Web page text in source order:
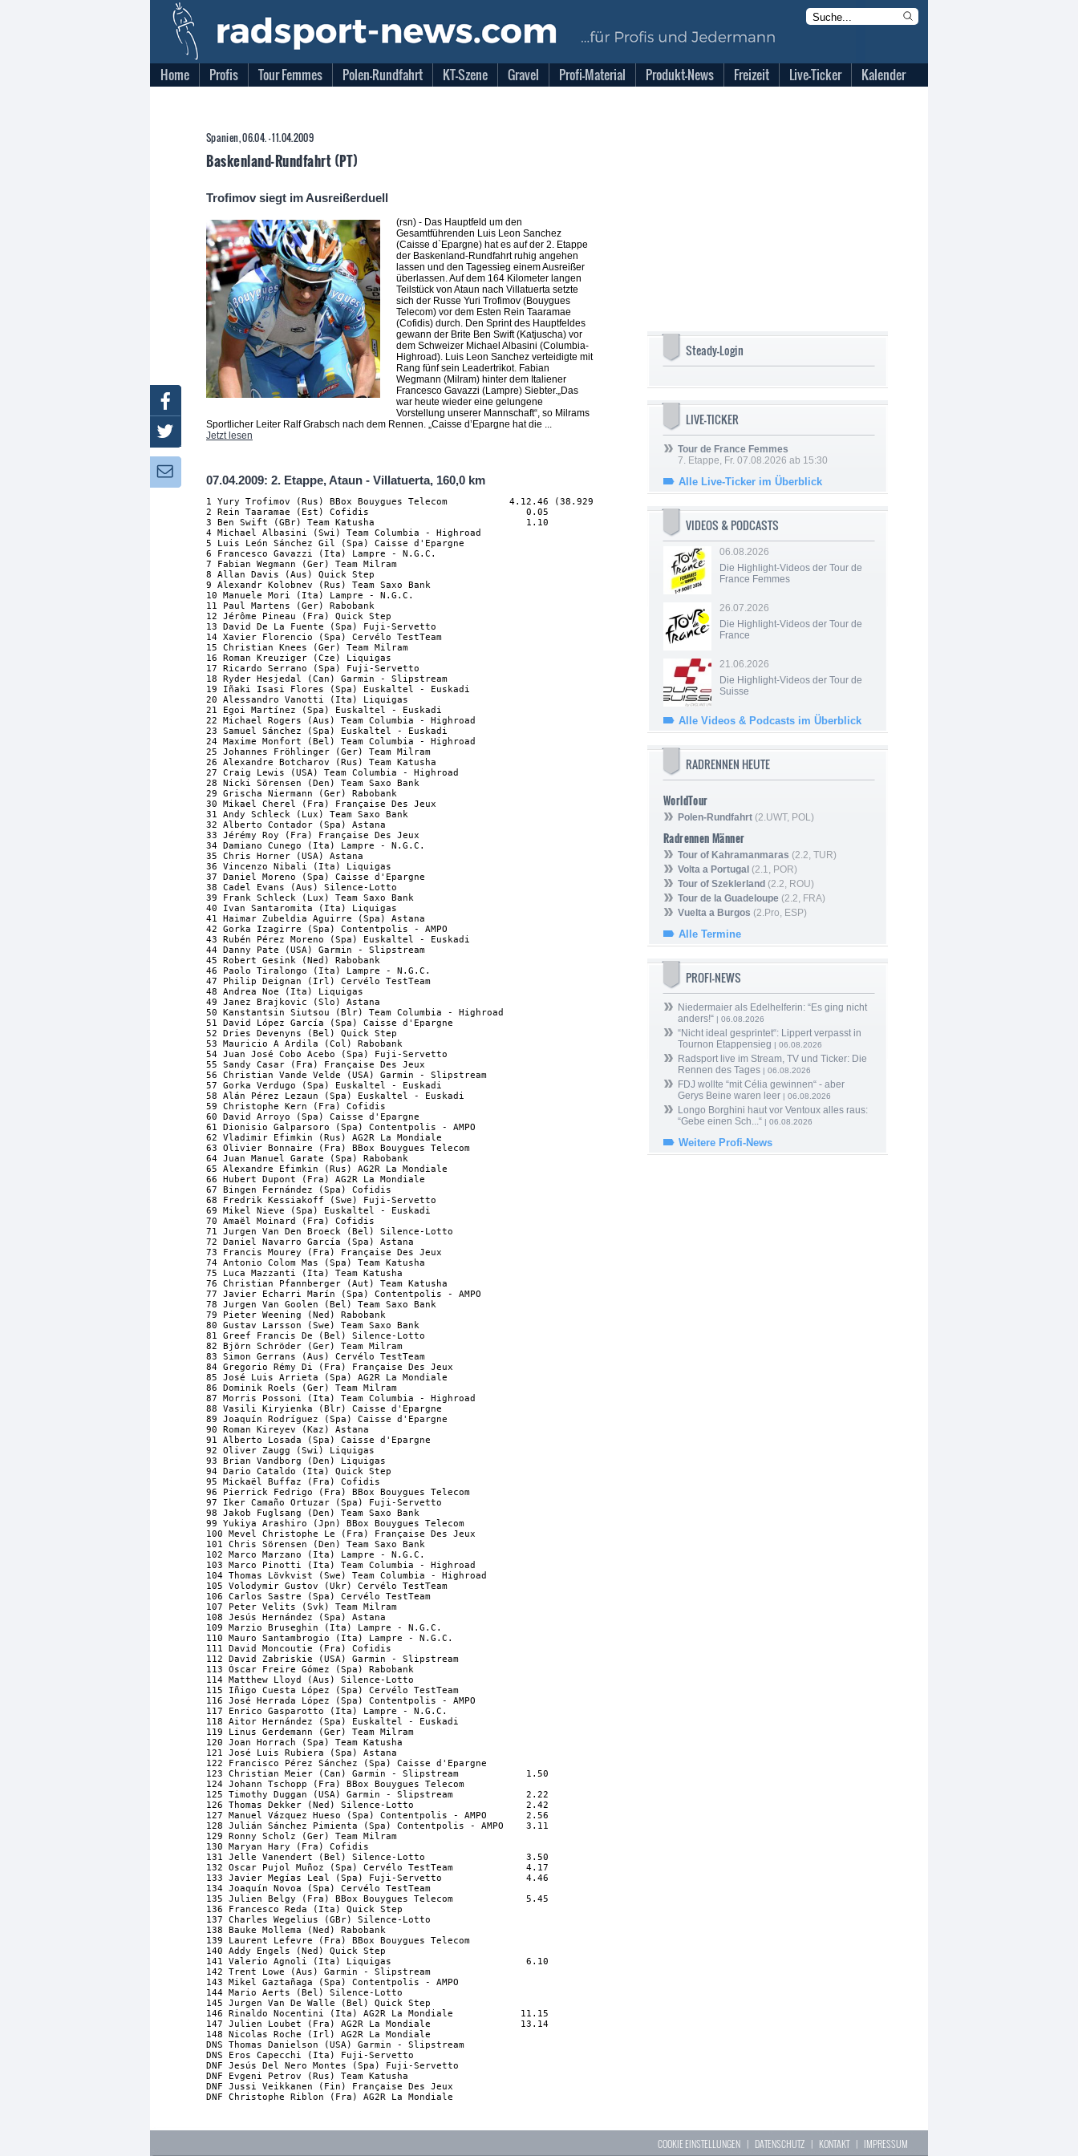
Home Profis Tour Femmes Polen-Rundfahrt KT-Szene Gravel Profi-Material Produkt-News Freizeit Live-Ticker Kalender
Spanien, 06.04. - 11.04.2009
Baskenland-Rundfahrt (PT)
Trofimov siegt im Ausreißerduell
(rsn) - Das Hauptfeld um den
Gesamtführenden Luis Leon Sanchez
(Caisse d`Epargne) hat es auf der 2. Etappe
der Baskenland-Rundfahrt ruhig angehen
lassen und den Tagessieg einem Ausreißer
überlassen. Auf dem 164 Kilometer langen
Teilstück von Ataun nach Villatuerta setzte
sich der Russe Yuri Trofimov (Bouygues
Telecom) vor dem Esten Rein Taaramae
(Cofidis) durch. Den Sprint des Hauptfeldes
gewann der Brite Ben Swift (Katjuscha) vor
dem Schweizer Michael Albasini (Columbia-
Highroad). Luis Leon Sanchez verteidigte mit
Rang fünf sein Leadertrikot. Fabian
Wegmann (Milram) hinter dem Italiener
Francesco Gavazzi (Lampre) Siebter.„Das
war heute wieder eine gelungene
Vorstellung unserer Mannschaft“, so Milrams
Sportlicher Leiter Ralf Grabsch nach dem Rennen. „Caisse d’Epargne hat die ...
Jetzt lesen
07.04.2009: 2. Etappe, Ataun - Villatuerta, 160,0 km
1 Yury Trofimov (Rus) BBox Bouygues Telecom           4.12.46 (38.929 km/h)
2 Rein Taaramae (Est) Cofidis                            0.05
3 Ben Swift (GBr) Team Katusha                           1.10
4 Michael Albasini (Swi) Team Columbia - Highroad
5 Luis León Sánchez Gil (Spa) Caisse d'Epargne
6 Francesco Gavazzi (Ita) Lampre - N.G.C.
7 Fabian Wegmann (Ger) Team Milram
8 Allan Davis (Aus) Quick Step
9 Alexandr Kolobnev (Rus) Team Saxo Bank
10 Manuele Mori (Ita) Lampre - N.G.C.
11 Paul Martens (Ger) Rabobank
12 Jérôme Pineau (Fra) Quick Step
13 David De La Fuente (Spa) Fuji-Servetto
14 Xavier Florencio (Spa) Cervélo TestTeam
15 Christian Knees (Ger) Team Milram
16 Roman Kreuziger (Cze) Liquigas
17 Ricardo Serrano (Spa) Fuji-Servetto
18 Ryder Hesjedal (Can) Garmin - Slipstream
19 Iñaki Isasi Flores (Spa) Euskaltel - Euskadi
20 Alessandro Vanotti (Ita) Liquigas
21 Egoi Martínez (Spa) Euskaltel - Euskadi
22 Michael Rogers (Aus) Team Columbia - Highroad
23 Samuel Sánchez (Spa) Euskaltel - Euskadi
24 Maxime Monfort (Bel) Team Columbia - Highroad
25 Johannes Fröhlinger (Ger) Team Milram
26 Alexandre Botcharov (Rus) Team Katusha
27 Craig Lewis (USA) Team Columbia - Highroad
28 Nicki Sörensen (Den) Team Saxo Bank
29 Grischa Niermann (Ger) Rabobank
30 Mikael Cherel (Fra) Française Des Jeux
31 Andy Schleck (Lux) Team Saxo Bank
32 Alberto Contador (Spa) Astana
33 Jérémy Roy (Fra) Française Des Jeux
34 Damiano Cunego (Ita) Lampre - N.G.C.
35 Chris Horner (USA) Astana
36 Vincenzo Nibali (Ita) Liquigas
37 Daniel Moreno (Spa) Caisse d'Epargne
38 Cadel Evans (Aus) Silence-Lotto
39 Frank Schleck (Lux) Team Saxo Bank
40 Ivan Santaromita (Ita) Liquigas
41 Haimar Zubeldia Aguirre (Spa) Astana
42 Gorka Izagirre (Spa) Contentpolis - AMPO
43 Rubén Pérez Moreno (Spa) Euskaltel - Euskadi
44 Danny Pate (USA) Garmin - Slipstream
45 Robert Gesink (Ned) Rabobank
46 Paolo Tiralongo (Ita) Lampre - N.G.C.
47 Philip Deignan (Irl) Cervélo TestTeam
48 Andrea Noe (Ita) Liquigas
49 Janez Brajkovic (Slo) Astana
50 Kanstantsin Siutsou (Blr) Team Columbia - Highroad
51 David López García (Spa) Caisse d'Epargne
52 Dries Devenyns (Bel) Quick Step
53 Mauricio A Ardila (Col) Rabobank
54 Juan José Cobo Acebo (Spa) Fuji-Servetto
55 Sandy Casar (Fra) Française Des Jeux
56 Christian Vande Velde (USA) Garmin - Slipstream
57 Gorka Verdugo (Spa) Euskaltel - Euskadi
58 Alán Pérez Lezaun (Spa) Euskaltel - Euskadi
59 Christophe Kern (Fra) Cofidis
60 David Arroyo (Spa) Caisse d'Epargne
61 Dionisio Galparsoro (Spa) Contentpolis - AMPO
62 Vladimir Efimkin (Rus) AG2R La Mondiale
63 Olivier Bonnaire (Fra) BBox Bouygues Telecom
64 Juan Manuel Garate (Spa) Rabobank
65 Alexandre Efimkin (Rus) AG2R La Mondiale
66 Hubert Dupont (Fra) AG2R La Mondiale
67 Bingen Fernández (Spa) Cofidis
68 Fredrik Kessiakoff (Swe) Fuji-Servetto
69 Mikel Nieve (Spa) Euskaltel - Euskadi
70 Amaël Moinard (Fra) Cofidis
71 Jurgen Van Den Broeck (Bel) Silence-Lotto
72 Daniel Navarro García (Spa) Astana
73 Francis Mourey (Fra) Française Des Jeux
74 Antonio Colom Mas (Spa) Team Katusha
75 Luca Mazzanti (Ita) Team Katusha
76 Christian Pfannberger (Aut) Team Katusha
77 Javier Echarri Marín (Spa) Contentpolis - AMPO
78 Jurgen Van Goolen (Bel) Team Saxo Bank
79 Pieter Weening (Ned) Rabobank
80 Gustav Larsson (Swe) Team Saxo Bank
81 Greef Francis De (Bel) Silence-Lotto
82 Björn Schröder (Ger) Team Milram
83 Simon Gerrans (Aus) Cervélo TestTeam
84 Gregorio Rémy Di (Fra) Française Des Jeux
85 José Luis Arrieta (Spa) AG2R La Mondiale
86 Dominik Roels (Ger) Team Milram
87 Morris Possoni (Ita) Team Columbia - Highroad
88 Vasili Kiryienka (Blr) Caisse d'Epargne
89 Joaquín Rodríguez (Spa) Caisse d'Epargne
90 Roman Kireyev (Kaz) Astana
91 Alberto Losada (Spa) Caisse d'Epargne
92 Oliver Zaugg (Swi) Liquigas
93 Brian Vandborg (Den) Liquigas
94 Dario Cataldo (Ita) Quick Step
95 Mickaël Buffaz (Fra) Cofidis
96 Pierrick Fedrigo (Fra) BBox Bouygues Telecom
97 Iker Camaño Ortuzar (Spa) Fuji-Servetto
98 Jakob Fuglsang (Den) Team Saxo Bank
99 Yukiya Arashiro (Jpn) BBox Bouygues Telecom
100 Mevel Christophe Le (Fra) Française Des Jeux
101 Chris Sörensen (Den) Team Saxo Bank
102 Marco Marzano (Ita) Lampre - N.G.C.
103 Marco Pinotti (Ita) Team Columbia - Highroad
104 Thomas Lövkvist (Swe) Team Columbia - Highroad
105 Volodymir Gustov (Ukr) Cervélo TestTeam
106 Carlos Sastre (Spa) Cervélo TestTeam
107 Peter Velits (Svk) Team Milram
108 Jesús Hernández (Spa) Astana
109 Marzio Bruseghin (Ita) Lampre - N.G.C.
110 Mauro Santambrogio (Ita) Lampre - N.G.C.
111 David Moncoutie (Fra) Cofidis
112 David Zabriskie (USA) Garmin - Slipstream
113 Óscar Freire Gómez (Spa) Rabobank
114 Matthew Lloyd (Aus) Silence-Lotto
115 Iñigo Cuesta López (Spa) Cervélo TestTeam
116 José Herrada López (Spa) Contentpolis - AMPO
117 Enrico Gasparotto (Ita) Lampre - N.G.C.
118 Aitor Hernández (Spa) Euskaltel - Euskadi
119 Linus Gerdemann (Ger) Team Milram
120 Joan Horrach (Spa) Team Katusha
121 José Luis Rubiera (Spa) Astana
122 Francisco Pérez Sánchez (Spa) Caisse d'Epargne
123 Christian Meier (Can) Garmin - Slipstream            1.50
124 Johann Tschopp (Fra) BBox Bouygues Telecom
125 Timothy Duggan (USA) Garmin - Slipstream             2.22
126 Thomas Dekker (Ned) Silence-Lotto                    2.42
127 Manuel Vázquez Hueso (Spa) Contentpolis - AMPO       2.56
128 Julián Sánchez Pimienta (Spa) Contentpolis - AMPO    3.11
129 Ronny Scholz (Ger) Team Milram
130 Maryan Hary (Fra) Cofidis
131 Jelle Vanendert (Bel) Silence-Lotto                  3.50
132 Oscar Pujol Muñoz (Spa) Cervélo TestTeam             4.17
133 Javier Megías Leal (Spa) Fuji-Servetto               4.46
134 Joaquín Novoa (Spa) Cervélo TestTeam
135 Julien Belgy (Fra) BBox Bouygues Telecom             5.45
136 Francesco Reda (Ita) Quick Step
137 Charles Wegelius (GBr) Silence-Lotto
138 Bauke Mollema (Ned) Rabobank
139 Laurent Lefevre (Fra) BBox Bouygues Telecom
140 Addy Engels (Ned) Quick Step
141 Valerio Agnoli (Ita) Liquigas                        6.10
142 Trent Lowe (Aus) Garmin - Slipstream
143 Mikel Gaztañaga (Spa) Contentpolis - AMPO
144 Mario Aerts (Bel) Silence-Lotto
145 Jurgen Van De Walle (Bel) Quick Step
146 Rinaldo Nocentini (Ita) AG2R La Mondiale            11.15
147 Julien Loubet (Fra) AG2R La Mondiale                13.14
148 Nicolas Roche (Irl) AG2R La Mondiale
DNS Thomas Danielson (USA) Garmin - Slipstream
DNS Eros Capecchi (Ita) Fuji-Servetto
DNF Jesús Del Nero Montes (Spa) Fuji-Servetto
DNF Evgeni Petrov (Rus) Team Katusha
DNF Jussi Veikkanen (Fin) Française Des Jeux
DNF Christophe Riblon (Fra) AG2R La Mondiale
Steady-Login
LIVE-TICKER
Tour de France Femmes
7. Etappe, Fr. 07.08.2026 ab 15:30
Alle Live-Ticker im Überblick
VIDEOS & PODCASTS
06.08.2026
Die Highlight-Videos der Tour de
France Femmes
26.07.2026
Die Highlight-Videos der Tour de
France
21.06.2026
Die Highlight-Videos der Tour de
Suisse
Alle Videos & Podcasts im Überblick
RADRENNEN HEUTE
WorldTour
Polen-Rundfahrt (2.UWT, POL)
Radrennen Männer
Tour of Kahramanmaras (2.2, TUR)
Volta a Portugal (2.1, POR)
Tour of Szeklerland (2.2, ROU)
Tour de la Guadeloupe (2.2, FRA)
Vuelta a Burgos (2.Pro, ESP)
Alle Termine
PROFI-NEWS
Niedermaier als Edelhelferin: “Es ging nicht
anders!“ | 06.08.2026
“Nicht ideal gesprintet“: Lippert verpasst in
Tournon Etappensieg | 06.08.2026
Radsport live im Stream, TV und Ticker: Die
Rennen des Tages | 06.08.2026
FDJ wollte “mit Célia gewinnen“ - aber
Gerys Beine waren leer | 06.08.2026
Longo Borghini haut vor Ventoux alles raus:
“Gebe einen Sch...“ | 06.08.2026
Weitere Profi-News
Facebook
Twitter
COOKIE EINSTELLUNGEN | DATENSCHUTZ | KONTAKT| IMPRESSUM